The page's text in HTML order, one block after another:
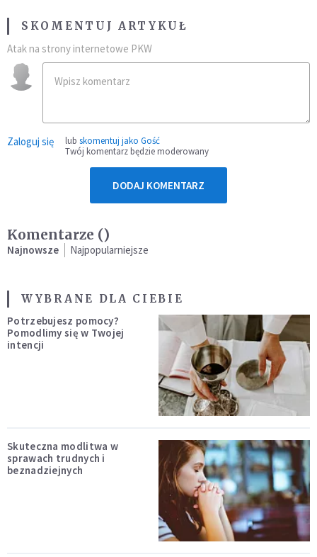
SKOMENTUJ ARTYKUŁ
Atak na strony internetowe PKW
Zaloguj się lub skomentuj jako Gość
Twój komentarz będzie moderowany
DODAJ KOMENTARZ
Komentarze ()
Najnowsze Najpopularniejsze
WYBRANE DLA CIEBIE
Potrzebujesz pomocy?
Pomodlimy się w Twojej
intencji
Skuteczna modlitwa w
sprawach trudnych i
beznadziejnych